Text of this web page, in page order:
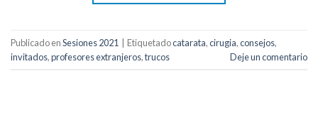
Publicado enSesiones 2021 Etiquetadocatarata,cirugia,consejos,
invitados,profesores extranjeros,trucos Deje un comentario